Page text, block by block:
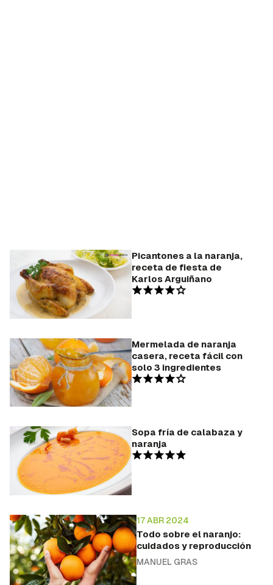
Picantones a la naranja,
receta de fiesta de
Karlos Arguiñano
Mermelada de naranja
casera, receta fácil con
solo 3 ingredientes
Sopa fría de calabaza y
naranja
17 ABR 2024
Todo sobre el naranjo:
cuidados y reproducción
MANUEL GRAS